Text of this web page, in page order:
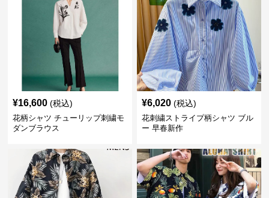
¥16,600 (税込)
花柄シャツ チューリップ刺繍モ
ダンブラウス
¥6,020 (税込)
花刺繍ストライプ柄シャツ ブル
ー 早春新作